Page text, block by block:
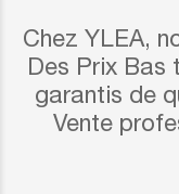
Chez YLEA,
Des Prix Bas
garantis de
Vente